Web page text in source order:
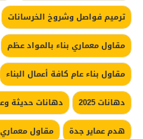
ترميم فواصل وشروخ الخرسانات
مقاول معماري بناء بالمواد عظم
مقاول بناء عام كافة أعمال البناء
دهانات 2025
دهانات حديثة
هدم عماير جدة
مقاول